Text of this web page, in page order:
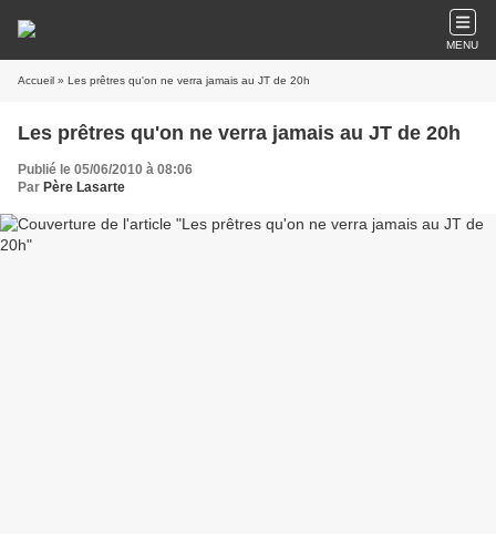
MENU
Accueil » Les prêtres qu'on ne verra jamais au JT de 20h
Les prêtres qu'on ne verra jamais au JT de 20h
Publié le 05/06/2010 à 08:06
Par Père Lasarte